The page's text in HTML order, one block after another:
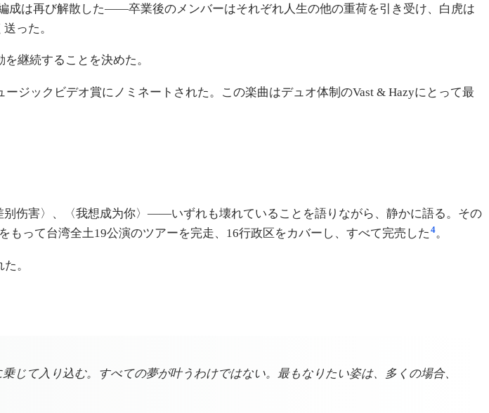
成は再び解散した——卒業後のメンバーはそれぞれ人生の他の重荷を引き受け、白虎は
った。
継続することを決めた。
ージックビデオ賞にノミネートされた。この楽曲はデュオ体制のVast & Hazyにとって最
伤害〉、〈我想成为你〉——いずれも壊れていることを語りながら、静かに語る。その
って台湾全土19公演のツアーを完走、16行政区をカバーし、すべて完売した 4。
。
じて入り込む。すべての夢が叶うわけではない。最もなりたい姿は、多くの場合、